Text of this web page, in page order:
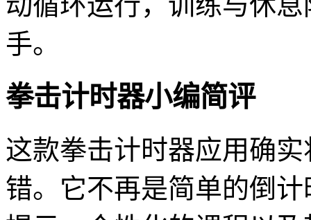
手。
拳击计时器小编简评
这款拳击计时器应用确
错。它不再是简单的倒